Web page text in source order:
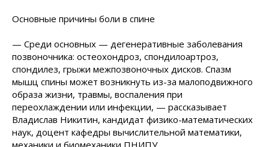
Основные причины боли в спине
— Среди основных — дегенеративные заболевания
позвоночника: остеохондроз, спондилоартроз,
спондилез, грыжи межпозвоночных дисков. Спазм
мышц спины может возникнуть из-за малоподвижного
образа жизни, травмы, воспаления при
переохлаждении или инфекции, — рассказывает
Владислав Никитин, кандидат физико-математических
наук, доцент кафедры вычислительной математики,
механики и биомеханики ПНИПУ.